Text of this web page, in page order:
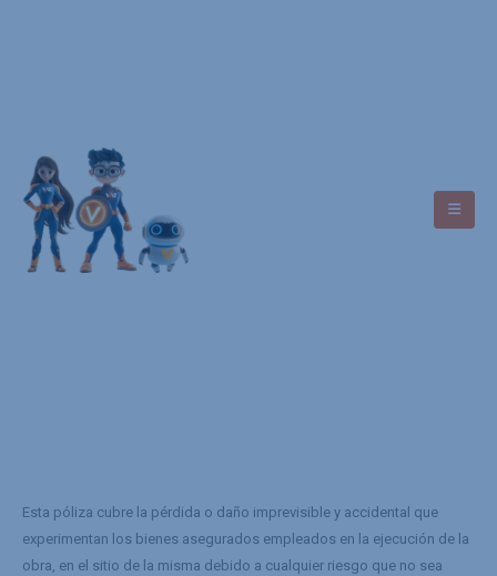
Esta póliza cubre la pérdida o daño imprevisible y accidental que
experimentan los bienes asegurados empleados en la ejecución de la
obra, en el sitio de la misma debido a cualquier riesgo que no sea